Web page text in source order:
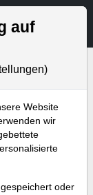
und Artikelsuche
auf
Website
wir
oder